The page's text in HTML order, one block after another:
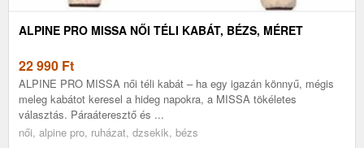
ALPINE PRO MISSA NŐI TÉLI KABÁT, BÉZS, MÉRET
22 990 Ft
ALPINE PRO MISSA női téli kabát – ha egy igazán könnyű, mégis
meleg kabátot keresel a hideg napokra, a MISSA tökéletes
választás. Páraáteresztő és ...
női, alpine pro, ruházat, dzsekik, bézs